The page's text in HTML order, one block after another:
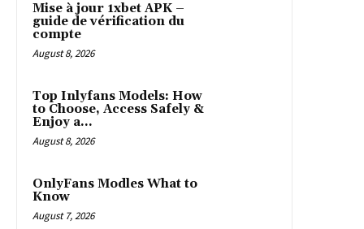
Mise à jour 1xbet APK –
guide de vérification du
compte
August 8, 2026
Top Inlyfans Models: How
to Choose, Access Safely &
Enjoy a...
August 8, 2026
OnlyFans Modles What to
Know
August 7, 2026